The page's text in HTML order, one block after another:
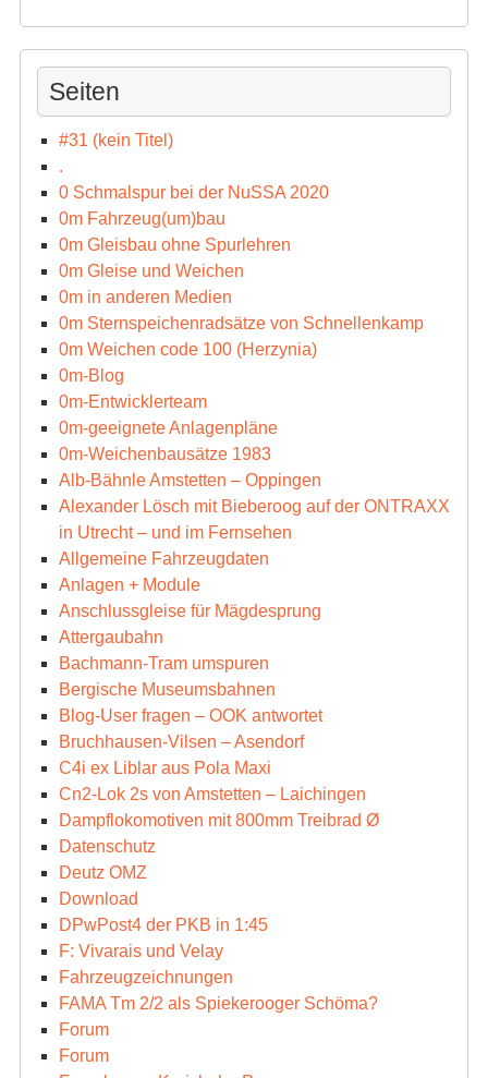
Seiten
#31 (kein Titel)
.
0 Schmalspur bei der NuSSA 2020
0m Fahrzeug(um)bau
0m Gleisbau ohne Spurlehren
0m Gleise und Weichen
0m in anderen Medien
0m Sternspeichenradsätze von Schnellenkamp
0m Weichen code 100 (Herzynia)
0m-Blog
0m-Entwicklerteam
0m-geeignete Anlagenpläne
0m-Weichenbausätze 1983
Alb-Bähnle Amstetten – Oppingen
Alexander Lösch mit Bieberoog auf der ONTRAXX
in Utrecht – und im Fernsehen
Allgemeine Fahrzeugdaten
Anlagen + Module
Anschlussgleise für Mägdesprung
Attergaubahn
Bachmann-Tram umspuren
Bergische Museumsbahnen
Blog-User fragen – OOK antwortet
Bruchhausen-Vilsen – Asendorf
C4i ex Liblar aus Pola Maxi
Cn2-Lok 2s von Amstetten – Laichingen
Dampflokomotiven mit 800mm Treibrad Ø
Datenschutz
Deutz OMZ
Download
DPwPost4 der PKB in 1:45
F: Vivarais und Velay
Fahrzeugzeichnungen
FAMA Tm 2/2 als Spiekerooger Schöma?
Forum
Forum